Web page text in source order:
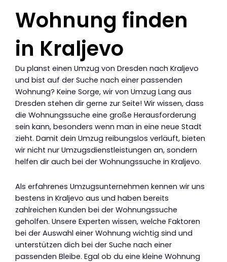
Wohnung finden
in Kraljevo
Du planst einen Umzug von Dresden nach Kraljevo
und bist auf der Suche nach einer passenden
Wohnung? Keine Sorge, wir von Umzug Lang aus
Dresden stehen dir gerne zur Seite! Wir wissen, dass
die Wohnungssuche eine große Herausforderung
sein kann, besonders wenn man in eine neue Stadt
zieht. Damit dein Umzug reibungslos verläuft, bieten
wir nicht nur Umzugsdienstleistungen an, sondern
helfen dir auch bei der Wohnungssuche in Kraljevo.
Als erfahrenes Umzugsunternehmen kennen wir uns
bestens in Kraljevo aus und haben bereits
zahlreichen Kunden bei der Wohnungssuche
geholfen. Unsere Experten wissen, welche Faktoren
bei der Auswahl einer Wohnung wichtig sind und
unterstützen dich bei der Suche nach einer
passenden Bleibe. Egal ob du eine kleine Wohnung